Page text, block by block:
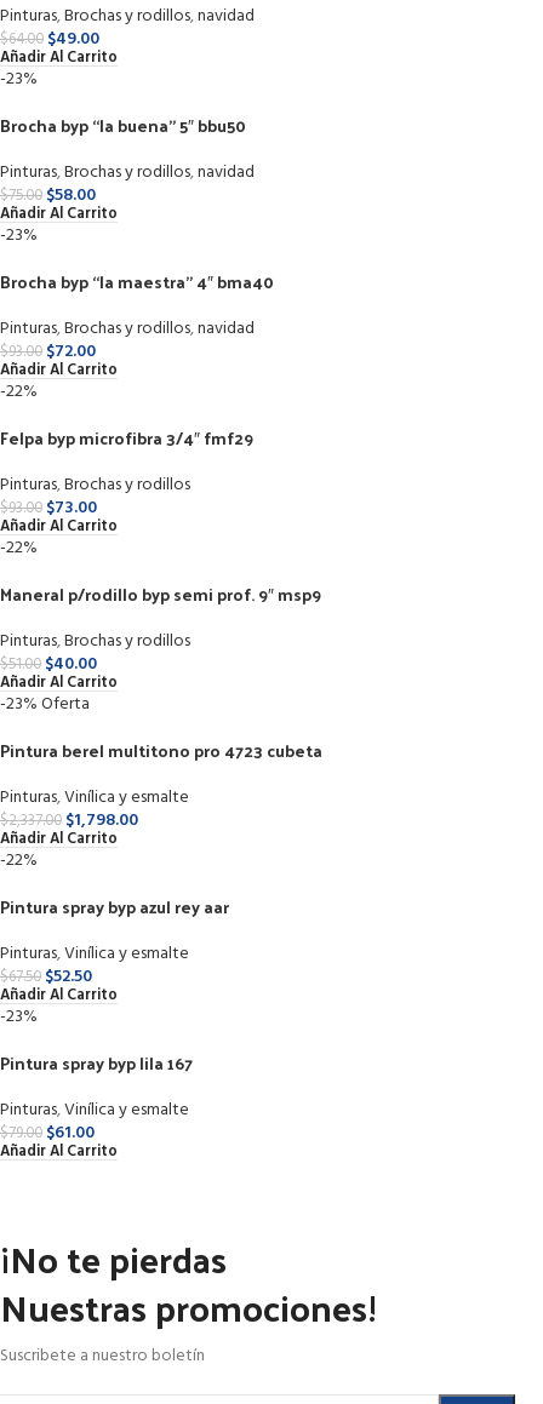
Pinturas,Brochas y rodillos,navidad
$64.00 $49.00
Añadir Al Carrito
-23%
Brocha byp “la buena” 5″ bbu50
Pinturas,Brochas y rodillos,navidad
$75.00 $58.00
Añadir Al Carrito
-23%
Brocha byp “la maestra” 4″ bma40
Pinturas,Brochas y rodillos,navidad
$93.00 $72.00
Añadir Al Carrito
-22%
Felpa byp microfibra 3/4″ fmf29
Pinturas,Brochas y rodillos
$93.00 $73.00
Añadir Al Carrito
-22%
Maneral p/rodillo byp semi prof. 9″ msp9
Pinturas,Brochas y rodillos
$51.00 $40.00
Añadir Al Carrito
-23%Oferta
Pintura berel multitono pro 4723 cubeta
Pinturas,Vinílica y esmalte
$2,337.00 $1,798.00
Añadir Al Carrito
-22%
Pintura spray byp azul rey aar
Pinturas,Vinílica y esmalte
$67.50 $52.50
Añadir Al Carrito
-23%
Pintura spray byp lila 167
Pinturas,Vinílica y esmalte
$79.00 $61.00
Añadir Al Carrito
¡No te pierdas
Nuestras promociones!
Suscribete a nuestro boletín